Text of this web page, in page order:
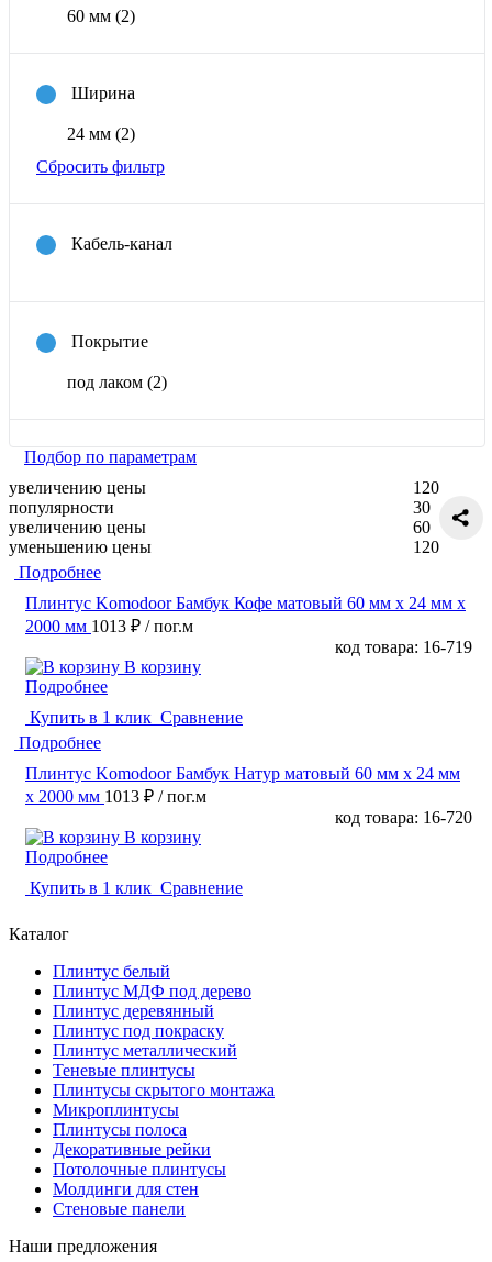
60 мм (2)
Ширина
24 мм (2)
Сбросить фильтр
Кабель-канал
Покрытие
под лаком (2)
Подбор по параметрам
увеличению цены
популярности
увеличению цены
уменьшению цены
120
30
60
120
Подробнее
Плинтус Komodoor Бамбук Кофе матовый 60 мм х 24 мм х
2000 мм 1013 ₽ / пог.м
код товара: 16-719
В корзину
Подробнее
Купить в 1 клик Сравнение
Подробнее
Плинтус Komodoor Бамбук Натур матовый 60 мм х 24 мм
х 2000 мм 1013 ₽ / пог.м
код товара: 16-720
В корзину
Подробнее
Купить в 1 клик Сравнение
Каталог
Плинтус белый
Плинтус МДФ под дерево
Плинтус деревянный
Плинтус под покраску
Плинтус металлический
Теневые плинтусы
Плинтусы скрытого монтажа
Микроплинтусы
Плинтусы полоса
Декоративные рейки
Потолочные плинтусы
Молдинги для стен
Стеновые панели
Наши предложения